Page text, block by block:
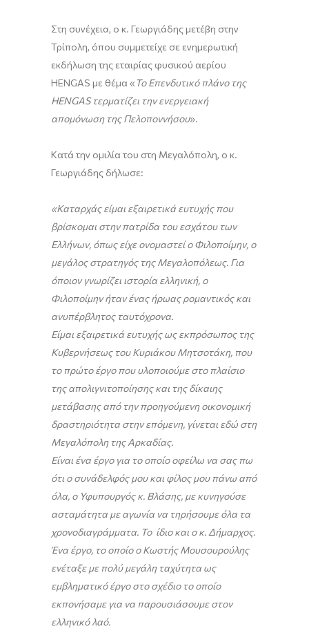
Στη συνέχεια, ο κ. Γεωργιάδης μετέβη στην
Τρίπολη, όπου συμμετείχε σε ενημερωτική
εκδήλωση της εταιρίας φυσικού αερίου
HΕΝGAS με θέμα «Το Επενδυτικό πλάνο της
HENGASτερματίζει την ενεργειακή
απομόνωση της Πελοποννήσου».
Κατά την ομιλία του στη Μεγαλόπολη, ο κ.
Γεωργιάδης δήλωσε:
«Καταρχάς είμαι εξαιρετικά ευτυχής που
βρίσκομαι στην πατρίδα του εσχάτου των
Ελλήνων, όπως είχε ονομαστεί ο Φιλοποίμην, ο
μεγάλος στρατηγός της Μεγαλοπόλεως. Για
όποιον γνωρίζει ιστορία ελληνική, ο
Φιλοποίμην ήταν ένας ήρωας ρομαντικός και
ανυπέρβλητος ταυτόχρονα.
Είμαι εξαιρετικά ευτυχής ως εκπρόσωπος της
Κυβερνήσεως του Κυριάκου Μητσοτάκη, που
το πρώτο έργο που υλοποιούμε στο πλαίσιο
της απολιγνιτοποίησης και της δίκαιης
μετάβασης από την προηγούμενη οικονομική
δραστηριότητα στην επόμενη, γίνεται εδώ στη
Μεγαλόπολη της Αρκαδίας.
Είναι ένα έργο για το οποίο οφείλω να σας πω
ότι ο συνάδελφός μου και φίλος μου πάνω από
όλα, ο Υφυπουργός κ. Βλάσης, με κυνηγούσε
ασταμάτητα με αγωνία να τηρήσουμε όλα τα
χρονοδιαγράμματα. Το ίδιο και ο κ. Δήμαρχος.
Ένα έργο, το οποίο ο Κωστής Μουσουρούλης
ενέταξε με πολύ μεγάλη ταχύτητα ως
εμβληματικό έργο στο σχέδιο το οποίο
εκπονήσαμε για να παρουσιάσουμε στον
ελληνικό λαό.